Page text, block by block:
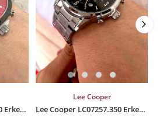
Lee Cooper LC07257.330 Erkek Kol Saati
SEPETE EKLELee Cooper
Lee Cooper LC07257.350 Erkek Kol Saati